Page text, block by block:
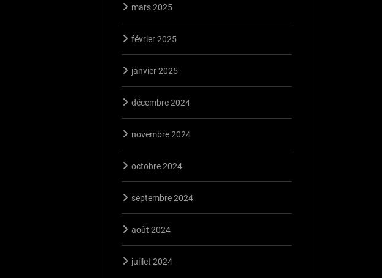
mars 2025
février 2025
janvier 2025
décembre 2024
novembre 2024
octobre 2024
septembre 2024
août 2024
juillet 2024